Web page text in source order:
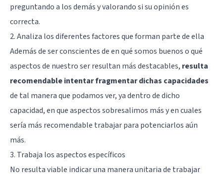
preguntando a los demás y valorando si su opinión es
correcta.
2. Analiza los diferentes factores que forman parte de ella
Además de ser conscientes de en qué somos buenos o qué
aspectos de nuestro ser resultan más destacables, resulta
recomendable intentar fragmentar dichas capacidades
de tal manera que podamos ver, ya dentro de dicho
capacidad, en que aspectos sobresalimos más y en cuales
sería más recomendable trabajar para potenciarlos aún
más.
3. Trabaja los aspectos específicos
No resulta viable indicar una manera unitaria de trabajar